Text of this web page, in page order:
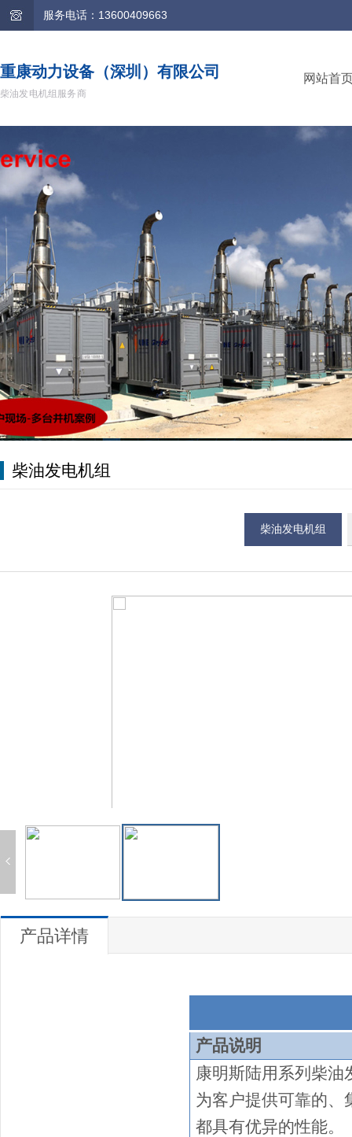
服务电话：13600409663
重康动力设备（深圳）有限公司
柴油发电机组服务商
网站首
柴油发电机组
柴油发电机组
产品详情
产品说明
康明斯陆用系列 柴油
为客户提供可靠的、
都具有优异的性能。